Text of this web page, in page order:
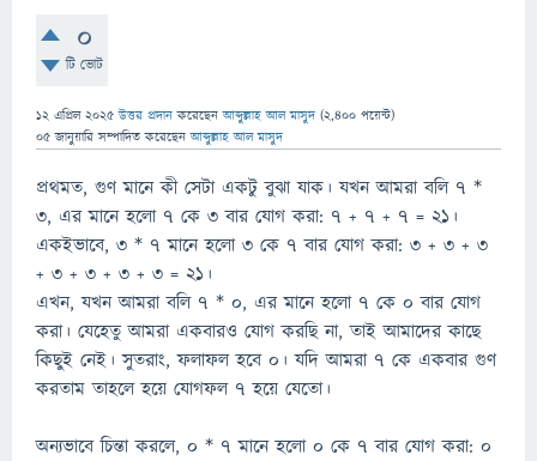
0
টি ভোট
12 এপ্রিল 2025 উত্তর প্রদান করেছেনআব্দুল্লাহ আল মাসুদ (2,400 পয়েন্ট)
05 জানুয়ারি সম্পাদিত করেছেনআব্দুল্লাহ আল মাসুদ
প্রথমত, গুণ মানে কী সেটা একটু বুঝা যাক। যখন আমরা বলি ৭ *
৩, এর মানে হলো ৭ কে ৩ বার যোগ করা: ৭ + ৭ + ৭ = ২১।
একইভাবে, ৩ * ৭ মানে হলো ৩ কে ৭ বার যোগ করা: ৩ + ৩ + ৩
+ ৩ + ৩ + ৩ + ৩ = ২১।
এখন, যখন আমরা বলি ৭ * ০, এর মানে হলো ৭ কে ০ বার যোগ
করা। যেহেতু আমরা একবারও যোগ করছি না, তাই আমাদের কাছে
কিছুই নেই। সুতরাং, ফলাফল হবে ০। যদি আমরা ৭ কে একবার গুণ
করতাম তাহলে হয়ে যোগফল ৭ হয়ে যেতো।
অন্যভাবে চিন্তা করলে, ০ * ৭ মানে হলো ০ কে ৭ বার যোগ করা: ০